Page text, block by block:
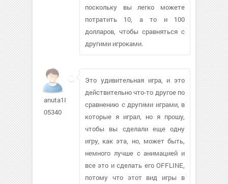
поскольку вы легко можете
потратить 10, а то и 100
долларов, чтобы сравняться с
другими игроками.
anuta18-
05340
Это удивительная игра, и это
действительно что-то другое по
сравнению с другими играми, в
которые я играл, но я прошу,
чтобы вы сделали еще одну
игру, как эта, но, может быть,
немного лучше с анимацией и
все это и сделать его OFFLINE,
потому что этот вид игры в